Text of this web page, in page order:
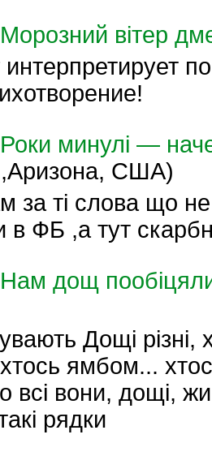
Морозний вітер
интерпретирует
Роки минулі —
,Аризона, США)
за ті слова що не
в ФБ ,а тут
Нам дощ
Дощі
ямбом...
всі вони, дощі,
рядки